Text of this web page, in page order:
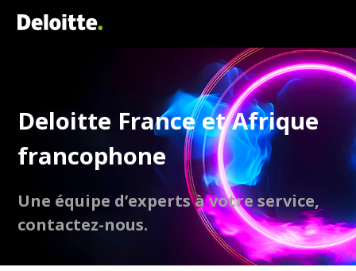
Deloitte France et Afrique
francophone
Une équipe d’experts à votre service,
contactez-nous.